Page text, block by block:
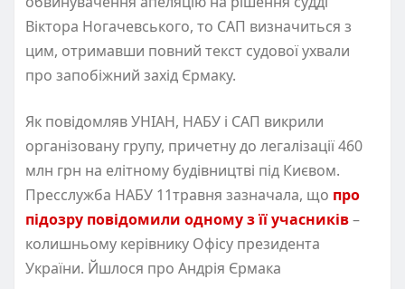
Віктора Ногачевського, то САП визначиться з
цим, отримавши повний текст судової ухвали
про запобіжний захід Єрмаку.
Як повідомляв УНІАН, НАБУ і САП викрили
організовану групу, причетну до легалізації 460
млн грн на елітному будівництві під Києвом.
Пресслужба НАБУ 11травня зазначала, що про
підозру повідомили одному з її учасників–
колишньому керівнику Офісу президента
України. Йшлося про Андрія Єрмака